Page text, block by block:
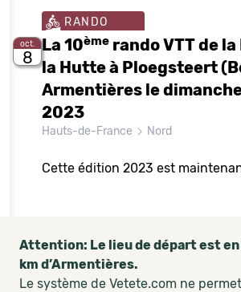
oct.
8
RANDO
La 10ème rando VTT de
la Hutte à Ploegsteert
Armentières le
2023
Hauts-de-France Nord
Cette édition 2023 est
Attention: Le lieu de départ est en
km d’Armentières.
Le système de Vetete.com ne